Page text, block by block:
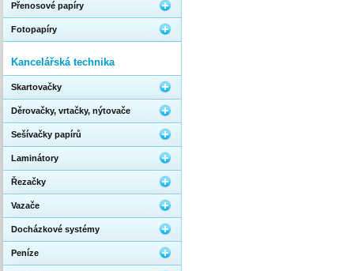
Přenosové papíry
Fotopapíry
Kancelářská technika
Skartovačky
Děrovačky, vrtačky, nýtovače
Sešívačky papírů
Laminátory
Řezačky
Vazače
Docházkové systémy
Peníze